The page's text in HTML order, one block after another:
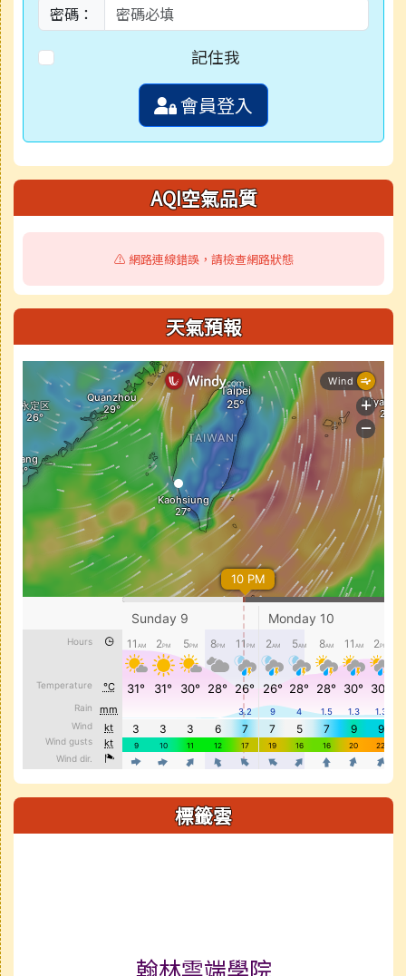
密碼：
記住我
會員登入
AQI空氣品質
⚠️ 網路連線錯誤，請檢查網路狀態
天氣預報
標籤雲
翰林雲端學院